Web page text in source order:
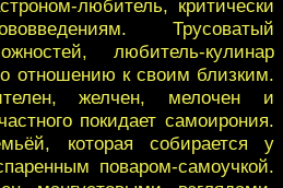
любитель, критически
Трусоватый
любитель-кулинар
отношению к своим близким.
желчен, мелочен и
покидает самоирония.
которая собирается у
поваром-самоучкой.